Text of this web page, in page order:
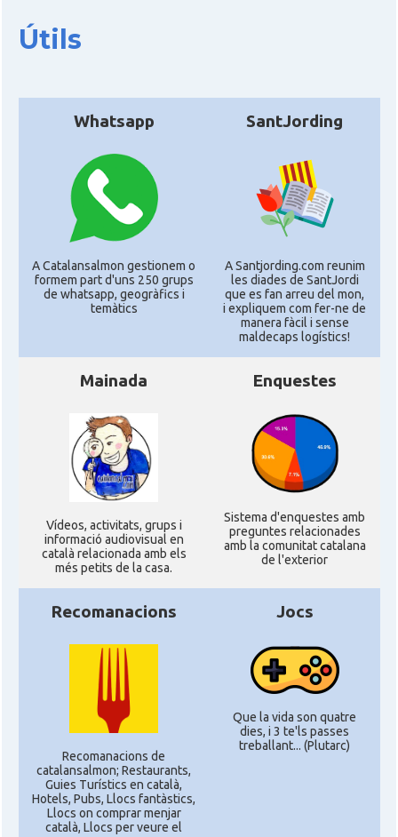
Útils
Whatsapp
A Catalansalmon gestionem o
formem part d'uns 250 grups
de whatsapp, geogràfics i
temàtics
SantJording
A Santjording.com reunim
les diades de SantJordi
que es fan arreu del mon,
i expliquem com fer-ne de
manera fàcil i sense
maldecaps logí­stics!
Mainada
Ví­deos, activitats, grups i
informació audiovisual en
català relacionada amb els
més petits de la casa.
Enquestes
Sistema d'enquestes amb
preguntes relacionades
amb la comunitat catalana
de l'exterior
Recomanacions
Recomanacions de
catalansalmon; Restaurants,
Guies Turístics en català,
Hotels, Pubs, Llocs fantàstics,
Llocs on comprar menjar
català, Llocs per veure el
Jocs
Que la vida son quatre
dies, i 3 te'ls passes
treballant... (Plutarc)